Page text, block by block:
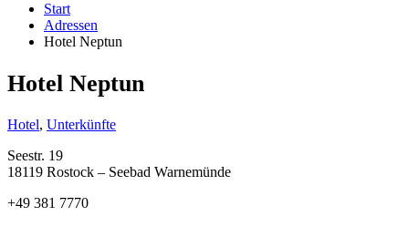
Start
Adressen
Hotel Neptun
Hotel Neptun
Hotel, Unterkünfte
Seestr. 19
18119 Rostock – Seebad Warnemünde
+49 381 7770